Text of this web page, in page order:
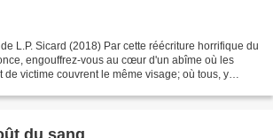
L.P. Sicard (2018) Par cette réécriture horrifique du
engouffrez-vous au cœur d'un abîme où les
de victime couvrent le même visage; où tous, y